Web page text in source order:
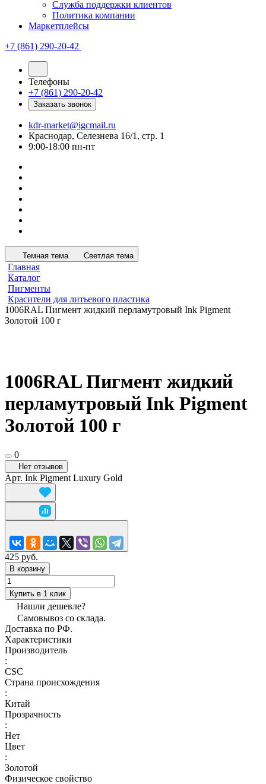
Служба поддержки клиентов
Политика компании
Маркетплейсы
+7 (861) 290-20-42
Телефоны
+7 (861) 290-20-42
Заказать звонок
kdr-market@igcmail.ru
Краснодар, Селезнева 16/1, стр. 1
9:00-18:00 пн-пт
Темная тема Светлая тема
Главная
Каталог
Пигменты
Красители для литьевого пластика
1006RAL Пигмент жидкий перламутровый Ink Pigment
Золотой 100 г
1006RAL Пигмент жидкий
перламутровый Ink Pigment
Золотой 100 г
0
Нет отзывов
Арт. Ink Pigment Luxury Gold
425 руб.
В корзину
Купить в 1 клик
Нашли дешевле?
Самовывоз со склада.
Доставка по РФ.
Характеристики
Производитель
:
CSC
Страна происхождения
:
Китай
Прозрачность
:
Нет
Цвет
:
Золотой
Физическое свойство